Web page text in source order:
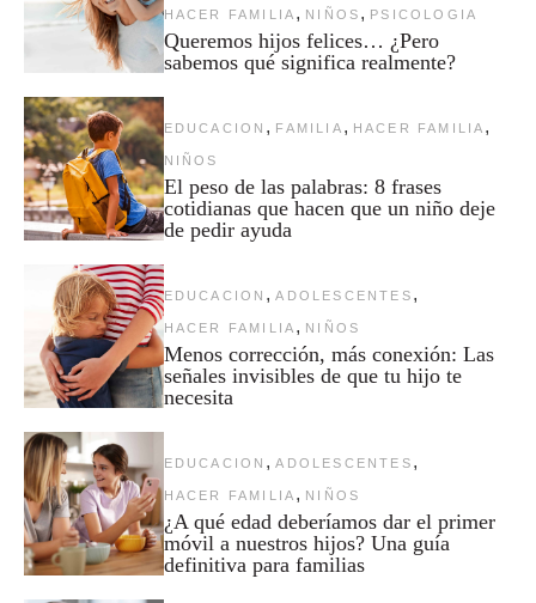
HACER FAMILIA , NIÑOS , PSICOLOGIA
Queremos hijos felices… ¿Pero
sabemos qué significa realmente?
EDUCACION , FAMILIA , HACER FAMILIA ,
NIÑOS
El peso de las palabras: 8 frases
cotidianas que hacen que un niño deje
de pedir ayuda
EDUCACION , ADOLESCENTES ,
HACER FAMILIA , NIÑOS
Menos corrección, más conexión: Las
señales invisibles de que tu hijo te
necesita
EDUCACION , ADOLESCENTES ,
HACER FAMILIA , NIÑOS
¿A qué edad deberíamos dar el primer
móvil a nuestros hijos? Una guía
definitiva para familias